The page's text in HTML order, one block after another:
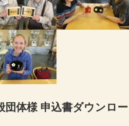
団体様 申込書ダウンロー